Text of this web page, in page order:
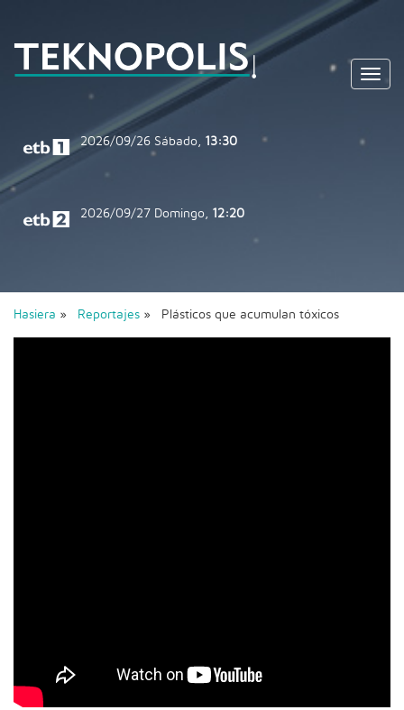
2026/09/26 Sábado, 13:30
2026/09/27 Domingo, 12:20
Hasiera » Reportajes » Plásticos que acumulan tóxicos